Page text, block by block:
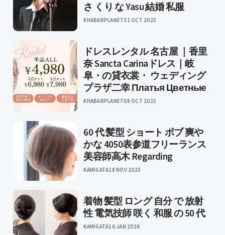
さ くり な Yasu 結婚 私服
KHABARPLANET31 OCT 2025
ドレスレンタル 名古屋 ｜香里
奈 Sancta Carinaドレス｜岐
阜・の貸衣裳・ ウェディング
プラザ二幸 Платья Цветные
KHABARPLANET08 OCT 2025
60 代 髪型 ショート ボブ 爽や
かな 4050表参道フリーランス
美容師高木 Regarding
KAMIGATA18 NOV 2025
着物 髪型 ロング 自分 で 放射
性 電気技師 咲く 和服 の 50 代
KAMIGATA16 JAN 2026